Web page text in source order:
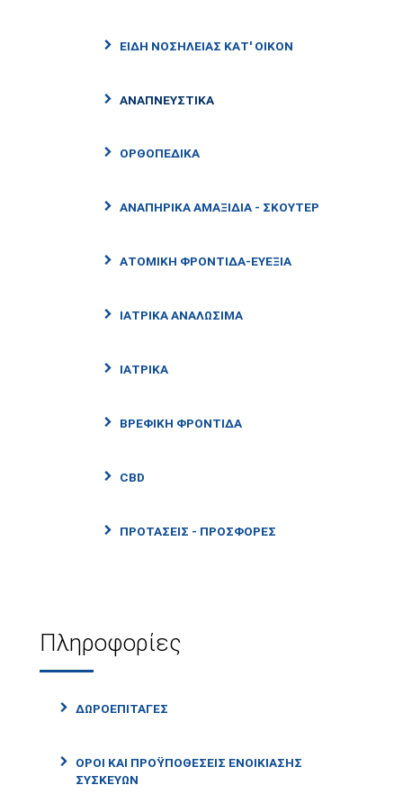
ΕΙΔΗ ΝΟΣΗΛΕΙΑΣ ΚΑΤ' ΟΙΚΟΝ
ΑΝΑΠΝΕΥΣΤΙΚΑ
ΟΡΘΟΠΕΔΙΚΑ
ΑΝΑΠΗΡΙΚΑ ΑΜΑΞΙΔΙΑ - ΣΚΟΥΤΕΡ
ΑΤΟΜΙΚΗ ΦΡΟΝΤΙΔΑ-ΕΥΕΞΙΑ
ΙΑΤΡΙΚΑ ΑΝΑΛΩΣΙΜΑ
ΙΑΤΡΙΚΑ
ΒΡΕΦΙΚΗ ΦΡΟΝΤΙΔΑ
CBD
ΠΡΟΤΑΣΕΙΣ - ΠΡΟΣΦΟΡΕΣ
Πληροφορίες
ΔΩΡΟΕΠΙΤΑΓΕΣ
ΟΡΟΙ ΚΑΙ ΠΡΟΫΠΟΘΕΣΕΙΣ ΕΝΟΙΚΙΑΣΗΣ
ΣΥΣΚΕΥΩΝ